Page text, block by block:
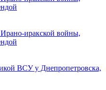
иракской войны,
ВСУ у Днепропетровска,